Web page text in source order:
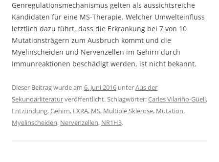
Genregulationsmechanismus gelten als aussichtsreiche
Kandidaten für eine MS-Therapie. Welcher Umwelteinfluss
letztlich dazu führt, dass die Erkrankung bei 7 von 10
Mutationsträgern zum Ausbruch kommt und die
Myelinscheiden und Nervenzellen im Gehirn durch
Immunreaktionen beschädigt werden, ist nicht bekannt.
Dieser Beitrag wurde am 6. Juni 2016 unterAus der
Sekundärliteraturveröffentlicht. Schlagwörter:Carles Vilariño-Güell,
Entzündung,Gehirn, LXRA, MS, Multiple Sklerose, Mutation,
Myelinscheiden, Nervenzellen, NR1H3.